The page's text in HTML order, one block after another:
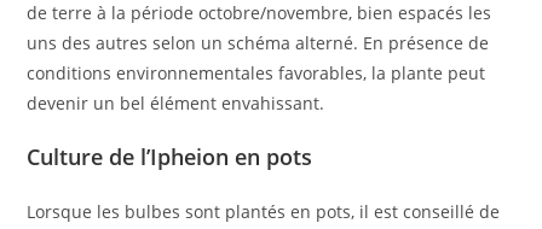
de terre à la période octobre/novembre, bien espacés les
uns des autres selon un schéma alterné. En présence de
conditions environnementales favorables, la plante peut
devenir un bel élément envahissant.
Culture de l’Ipheion en pots
Lorsque les bulbes sont plantés en pots, il est conseillé de